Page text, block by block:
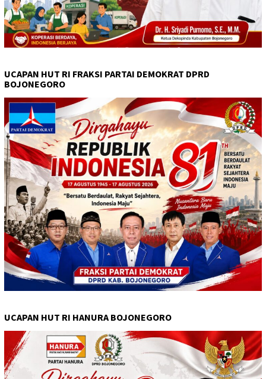
UCAPAN HUT RI FRAKSI PARTAI DEMOKRAT DPRD
BOJONEGORO
UCAPAN HUT RI HANURA BOJONEGORO